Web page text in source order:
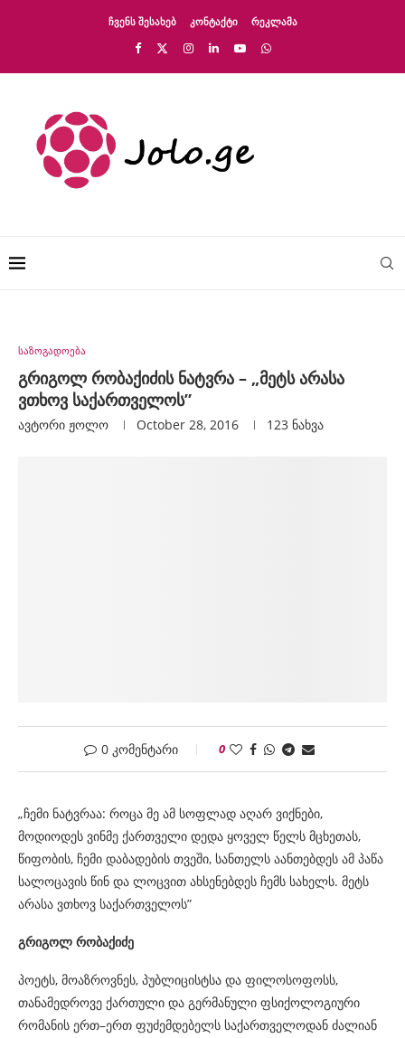
ᲩᲕᲔᲜᲡ ᲨᲔᲡᲐᲮᲔᲑ ᲙᲝᲜᲢᲐᲥᲢᲘ ᲠᲔᲙᲚᲐᲛᲐ
საზოგადოება
გრიგოლ რობაქიძის ნატვრა – „მეტს არასა
ვთხოვ საქართველოს”
ავტორი Ჟოლო October 28, 2016 123 ნახვა
0 კომენტარი 0
„ჩემი ნატვრაა: როცა მე ამ სოფლად აღარ ვიქნები,
მოდიოდეს ვინმე ქართველი დედა ყოველ წელს მცხეთას,
წიფობის, ჩემი დაბადების თვეში, სანთელს აანთებდეს ამ პაწა
სალოცავის წინ და ლოცვით ახსენებდეს ჩემს სახელს. მეტს
არასა ვთხოვ საქართველოს”
გრიგოლ რობაქიძე
პოეტს, მოაზროვნეს, პუბლიცისტსა და ფილოსოფოსს,
თანამედროვე ქართული და გერმანული ფსიქოლოგიური
რომანის ერთ–ერთ ფუძემდებელს საქართველოდან ძალიან